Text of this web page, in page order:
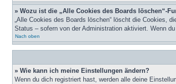
» Wozu ist die „Alle Cookies des Boards löschen“-
„Alle Cookies des Boards löschen“ löscht die Cookies,
Status – sofern von der Administration aktiviert. Wenn
Nach oben
» Wie kann ich meine Einstellungen ändern?
Wenn du dich registriert hast, werden alle deine